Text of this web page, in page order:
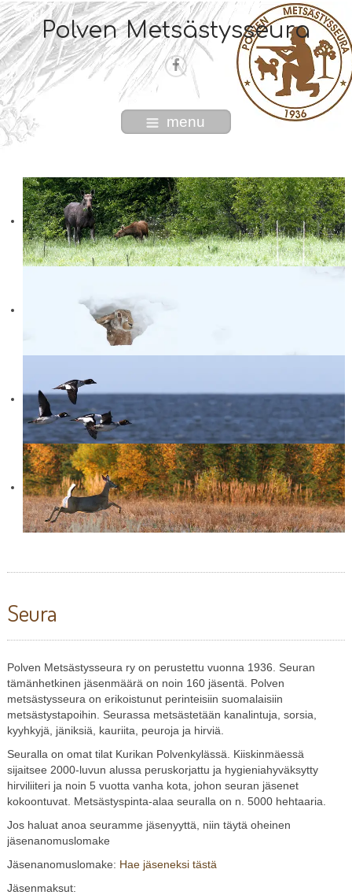
Polven Metsästysseura
menu
Seura
Polven Metsästysseura ry on perustettu vuonna 1936. Seuran
tämänhetkinen jäsenmäärä on noin 160 jäsentä. Polven
metsästysseura on erikoistunut perinteisiin suomalaisiin
metsästystapoihin. Seurassa metsästetään kanalintuja, sorsia,
kyyhkyjä, jäniksiä, kauriita, peuroja ja hirviä.
Seuralla on omat tilat Kurikan Polvenkylässä. Kiiskinmäessä
sijaitsee 2000-luvun alussa peruskorjattu ja hygieniahyväksytty
hirviliiteri ja noin 5 vuotta vanha kota, johon seuran jäsenet
kokoontuvat. Metsästyspinta-alaa seuralla on n. 5000 hehtaaria.
Jos haluat anoa seuramme jäsenyyttä, niin täytä oheinen
jäsenanomuslomake
Jäsenanomuslomake: Hae jäseneksi tästä
Jäsenmaksut: